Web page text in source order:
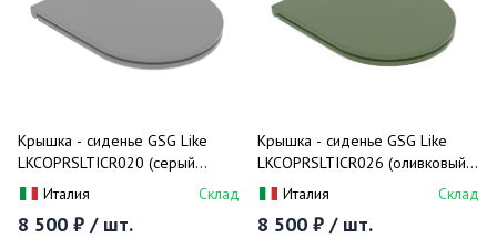
Крышка - сиденье GSG Like
LKCOPRSLTICR020 (серый
матовый)
Италия Склад
8 500 ₽ / шт.
Крышка - сиденье GSG Like
LKCOPRSLTICR026 (оливковый
матовый)
Италия Склад
8 500 ₽ / шт.